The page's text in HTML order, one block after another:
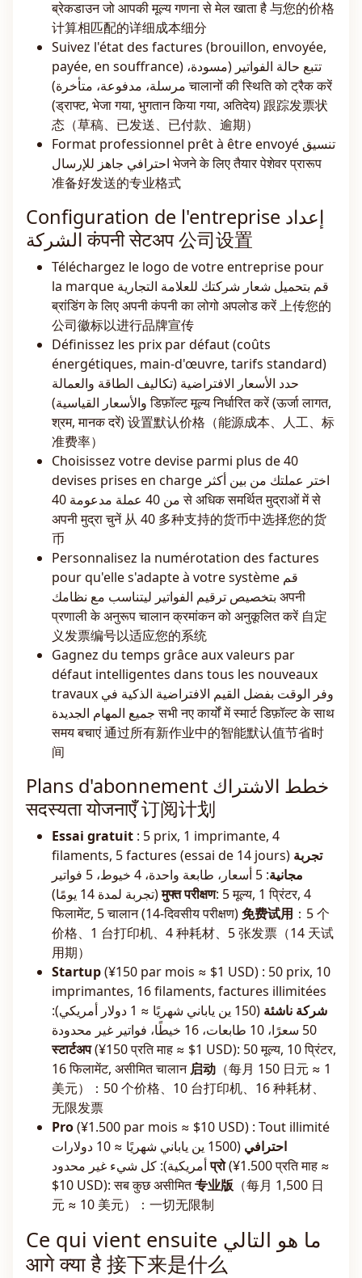
ब्रेकडाउन जो आपकी मूल्य गणना से मेल खाता है 与您的价格
计算相匹配的详细成本细分
Suivez l'état des factures (brouillon, envoyée,
payée, en souffrance) تتبع حالة الفواتير (مسودة،
مرسلة، مدفوعة، متأخرة) चालानों की स्थिति को ट्रैक करें
(ड्राफ्ट, भेजा गया, भुगतान किया गया, अतिदेय) 跟踪发票状
态（草稿、已发送、已付款、逾期）
Format professionnel prêt à être envoyé تنسيق
احترافي جاهز للإرسال भेजने के लिए तैयार पेशेवर प्रारूप
准备好发送的专业格式
Configuration de l'entreprise إعداد
الشركة कंपनी सेटअप 公司设置
Téléchargez le logo de votre entreprise pour
la marque قم بتحميل شعار شركتك للعلامة التجارية
ब्रांडिंग के लिए अपनी कंपनी का लोगो अपलोड करें 上传您的
公司徽标以进行品牌宣传
Définissez les prix par défaut (coûts
énergétiques, main-d'œuvre, tarifs standard)
حدد الأسعار الافتراضية (تكاليف الطاقة والعمالة
والأسعار القياسية) डिफ़ॉल्ट मूल्य निर्धारित करें (ऊर्जा लागत,
श्रम, मानक दरें) 设置默认价格（能源成本、人工、标
准费率）
Choisissez votre devise parmi plus de 40
devises prises en charge اختر عملتك من بين أكثر
من 40 عملة مدعومة 40 से अधिक समर्थित मुद्राओं में से
अपनी मुद्रा चुनें 从 40 多种支持的货币中选择您的货
币
Personnalisez la numérotation des factures
pour qu'elle s'adapte à votre système قم
بتخصيص ترقيم الفواتير ليتناسب مع نظامك अपनी
प्रणाली के अनुरूप चालान क्रमांकन को अनुकूलित करें 自定
义发票编号以适应您的系统
Gagnez du temps grâce aux valeurs par
défaut intelligentes dans tous les nouveaux
travaux وفر الوقت بفضل القيم الافتراضية الذكية في
جميع المهام الجديدة सभी नए कार्यों में स्मार्ट डिफ़ॉल्ट के साथ
समय बचाएं 通过所有新作业中的智能默认值节省时
间
Plans d'abonnement خطط الاشتراك
सदस्यता योजनाएँ 订阅计划
Essai gratuit : 5 prix, 1 imprimante, 4
filaments, 5 factures (essai de 14 jours) تجربة
مجانية
: 5 أسعار، طابعة واحدة، 4 خيوط، 5 فواتير
(تجربة لمدة 14 يومًا)मुफ्त परीक्षण: 5 मूल्य, 1 प्रिंटर, 4
फिलामेंट, 5 चालान (14-दिवसीय परीक्षण)免费试用 ：5 个
价格、1 台打印机、4 种耗材、5 张发票（14 天试
用期）
Startup(¥150 par mois ≈ $1 USD) : 50 prix, 10
imprimantes, 16 filaments, factures illimitées
شركة ناشئة
(150 ين ياباني شهريًا ≈ 1 دولار أمريكي):
50 سعرًا، 10 طابعات، 16 خيطًا، فواتير غير محدودة
स्टार्टअप(¥150 प्रति माह ≈ $1 USD): 50 मूल्य, 10 प्रिंटर,
16 फिलामेंट, असीमित चालान 启动 （每月 150 日元 ≈ 1
美元）：50 个价格、10 台打印机、16 种耗材、
无限发票
Pro(¥1.500 par mois ≈ $10 USD) : Tout illimité
احترافي
(1500 ين ياباني شهريًا ≈ 10 دولارات
أمريكية): كل شيء غير محدودप्रो(¥1.500 प्रति माह ≈
$10 USD): सब कुछ असीमित专业版 （每月 1,500 日
元 ≈ 10 美元）：一切无限制
Ce qui vient ensuite ما هو التالي
आगे क्या है 接下来是什么